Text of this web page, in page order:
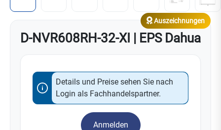
D-NVR608RH-32-XI | EPS Dahua
Auszeichnungen
Details und Preise sehen Sie nach
Login als Fachhandelspartner.
Anmelden